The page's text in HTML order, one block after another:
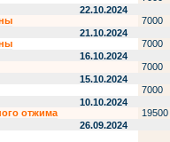
22.10.2024
7000
21.10.2024
7000
16.10.2024
7000
15.10.2024
7000
10.10.2024
отжима
19500
26.09.2024